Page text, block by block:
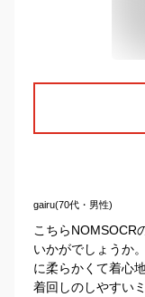
gairu(70代・男性)
こちらNOMSOCR
いかがでしょうか
に柔らかくて着心
着回しのしやすい